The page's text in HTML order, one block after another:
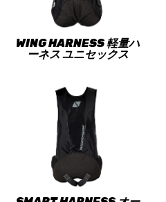
WING HARNESS 軽量ハ
ーネス ユニセックス